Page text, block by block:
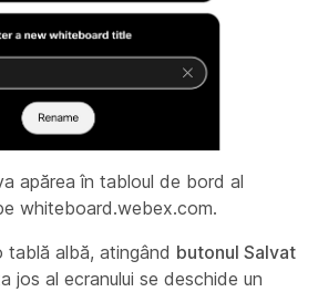
apărea în tabloul de bord al
whiteboard.webex.com.
tablă albă, atingând butonul Salvat
jos al ecranului se deschide un